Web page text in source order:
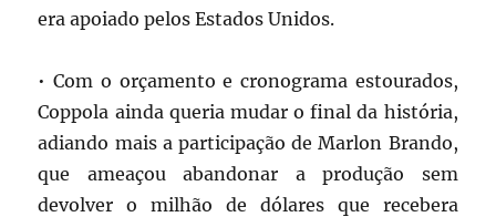
era apoiado pelos Estados Unidos.
• Com o orçamento e cronograma estourados,
Coppola ainda queria mudar o final da história,
adiando mais a participação de Marlon Brando,
que ameaçou abandonar a produção sem
devolver o milhão de dólares que recebera